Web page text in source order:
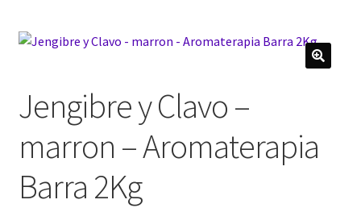
Carrito
Mi cuenta
Jengibre y Clavo –
marron – Aromaterapia
Barra 2Kg